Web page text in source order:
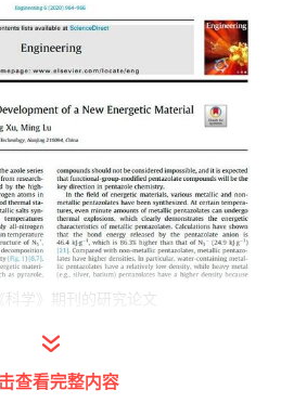
科学》期刊的研究论文
聊这种被称为“超级炸药”的
为什么有人会说全氮阴离子
查看完整内容